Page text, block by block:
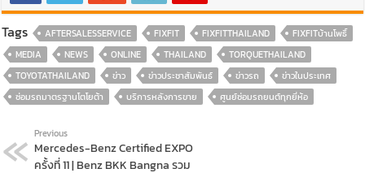
Tags AFTERSALESSERVICE FIXFIT FIXFITTHAILAND
FIXFITบ้านโพธิ์
MEDIA
NEWS ONLINE THAILAND
TORQUETHAILAND
TOYOTATHAILAND
ข่าว ข่าวประชาสัมพันธ์ ข่าวรถ
ข่าวในประเทศ
ซ่อมรถมาตรฐานโตโยต้า
บริการหลังการขาย ศูนย์ซ่อมรถยนต์ทุกยี่ห้อ
Previous
Mercedes-Benz Certified EXPO
ครั้งที่ 11 | Benz BKK Bangna รวม